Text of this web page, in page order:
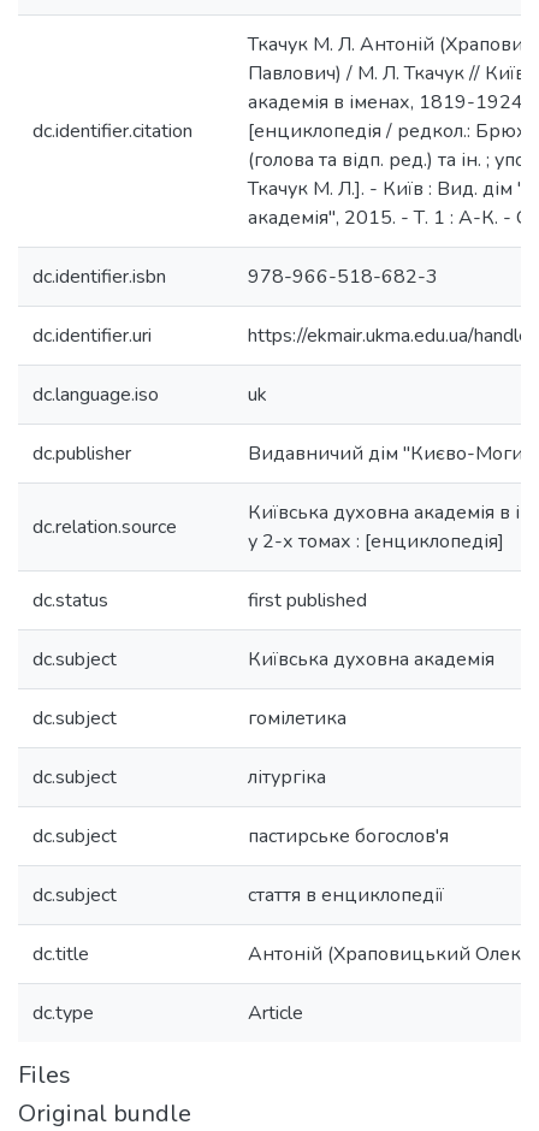
dc.identifier.citation
Ткачук М. Л. Антоній
Павлович) / М. Л. Ткачук //
академія в іменах, 1819-1924 :
[енциклопедія / редкол.:
(голова та відп. ред.) та ін. ;
Ткачук М. Л.]. - Київ : Вид. дім
академія", 2015. - Т. 1 : А-К. -
dc.identifier.isbn 978-966-518-682-3
dc.identifier.uri https://ekmair.ukma.edu.ua/
dc.language.iso uk
dc.publisher Видавничий дім "Києво-
dc.relation.source
Київська духовна академія в
у 2-х томах : [енциклопедія]
dc.status first published
dc.subject Київська духовна академія
dc.subject гомілетика
dc.subject літургіка
dc.subject пастирське богослов'я
dc.subject стаття в енциклопедії
dc.title Антоній (Храповицький
dc.type Article
Files
Original bundle